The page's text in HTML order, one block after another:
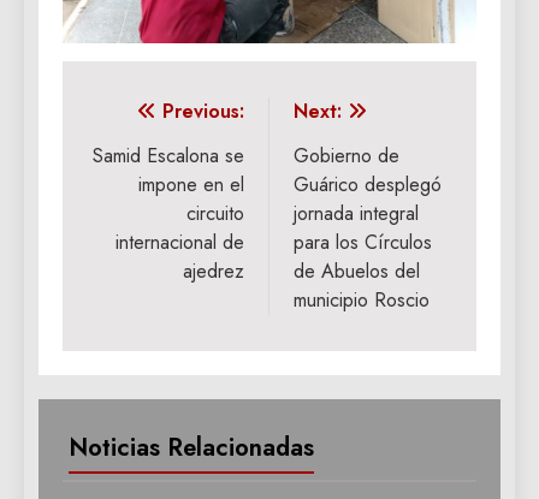
Navegación
de
entradas
Previous:
Samid Escalona se
impone en el
circuito
internacional de
ajedrez
Next:
Gobierno de
Guárico desplegó
jornada integral
para los Círculos
de Abuelos del
municipio Roscio
Noticias Relacionadas